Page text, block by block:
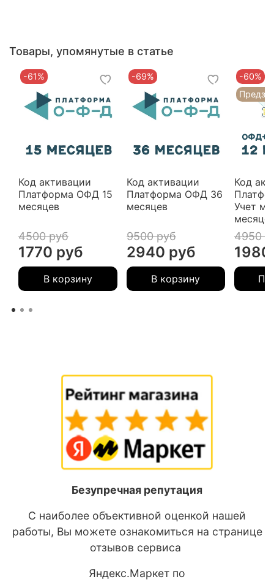
Товары, упомянутые в статье
-61%
Код активации
Платформа ОФД 15
месяцев
4500 руб
1770 руб
В корзину
-69%
Код активации
Платформа ОФД 36
месяцев
9500 руб
2940 руб
В корзину
-60%
Код
Учет
4950
Безупречная репутация
С наиболее объективной оценкой нашей
работы, Вы можете ознакомиться на странице
отзывов сервиса
Яндекс.Маркет по